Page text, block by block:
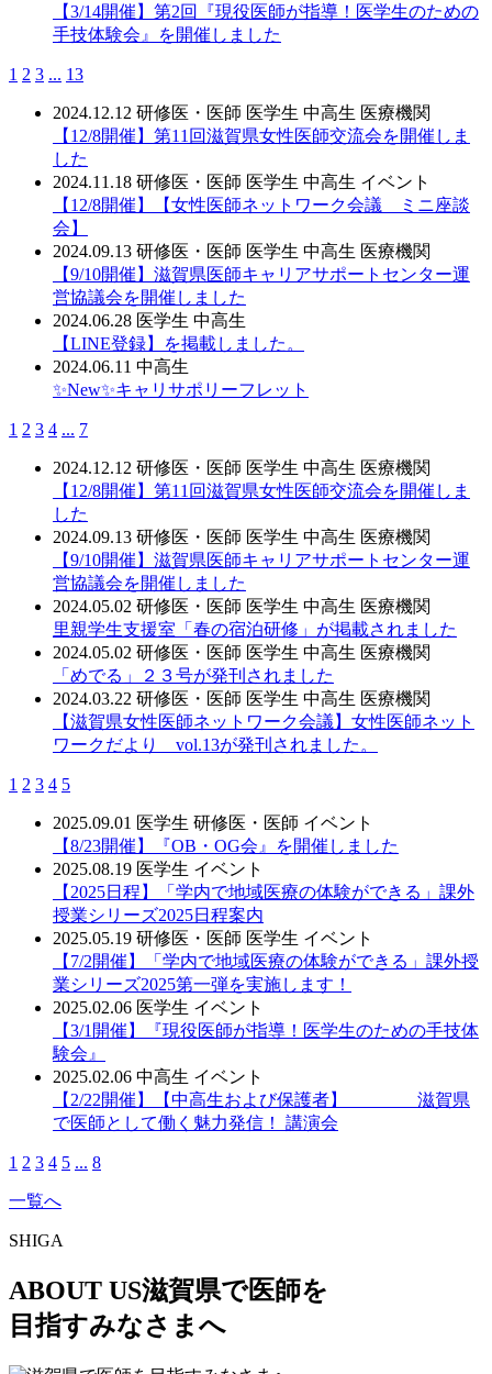
【3/14開催】第2回『現役医師が指導！医学生のための
手技体験会』を開催しました
1 2 3 ... 13
2024.12.12 研修医・医師 医学生 中高生 医療機関
【12/8開催】第11回滋賀県女性医師交流会を開催しま
した
2024.11.18 研修医・医師 医学生 中高生 イベント
【12/8開催】【女性医師ネットワーク会議 ミニ座談
会】
2024.09.13 研修医・医師 医学生 中高生 医療機関
【9/10開催】滋賀県医師キャリアサポートセンター運
営協議会を開催しました
2024.06.28 医学生 中高生
【LINE登録】を掲載しました。
2024.06.11 中高生
✨New✨キャリサポリーフレット
1 2 3 4 ... 7
2024.12.12 研修医・医師 医学生 中高生 医療機関
【12/8開催】第11回滋賀県女性医師交流会を開催しま
した
2024.09.13 研修医・医師 医学生 中高生 医療機関
【9/10開催】滋賀県医師キャリアサポートセンター運
営協議会を開催しました
2024.05.02 研修医・医師 医学生 中高生 医療機関
里親学生支援室「春の宿泊研修」が掲載されました
2024.05.02 研修医・医師 医学生 中高生 医療機関
「めでる」２３号が発刊されました
2024.03.22 研修医・医師 医学生 中高生 医療機関
【滋賀県女性医師ネットワーク会議】女性医師ネット
ワークだより vol.13が発刊されました。
1 2 3 4 5
2025.09.01 医学生 研修医・医師 イベント
【8/23開催】『OB・OG会』を開催しました
2025.08.19 医学生 イベント
【2025日程】「学内で地域医療の体験ができる」課外
授業シリーズ2025日程案内
2025.05.19 研修医・医師 医学生 イベント
【7/2開催】「学内で地域医療の体験ができる」課外授
業シリーズ2025第一弾を実施します！
2025.02.06 医学生 イベント
【3/1開催】『現役医師が指導！医学生のための手技体
験会』
2025.02.06 中高生 イベント
【2/22開催】【中高生および保護者】 滋賀県
で医師として働く魅力発信！ 講演会
1 2 3 4 5 ... 8
一覧へ
SHIGA
ABOUT US滋賀県で医師を
目指すみなさまへ